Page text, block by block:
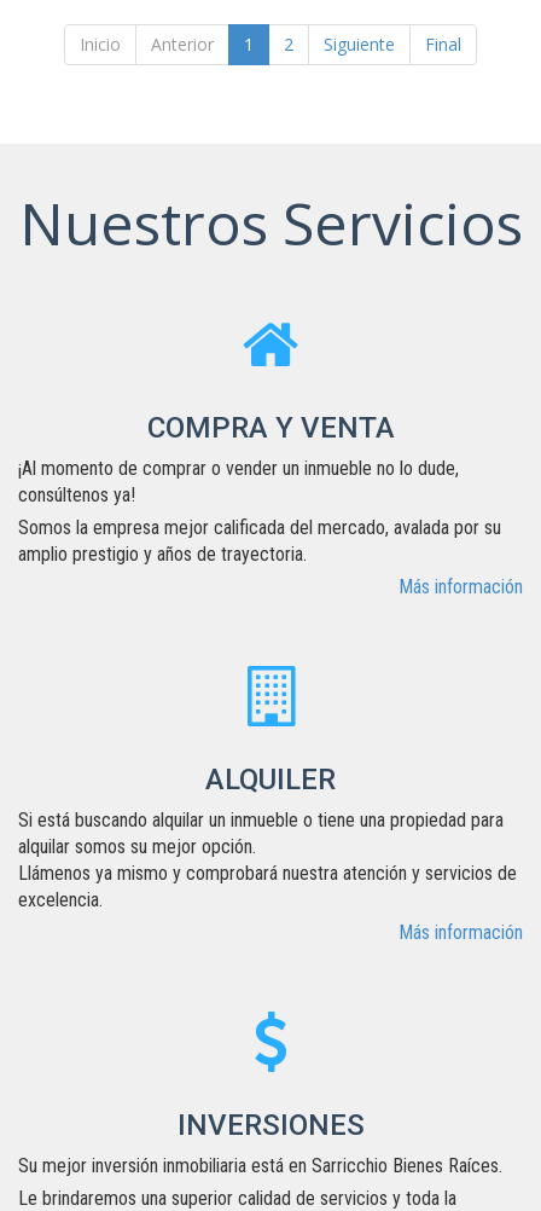
Inicio Anterior 1 2 Siguiente Final
Nuestros Servicios
COMPRA Y VENTA
¡Al momento de comprar o vender un inmueble no lo dude,
consúltenos ya!
Somos la empresa mejor calificada del mercado, avalada por su
amplio prestigio y años de trayectoria.
Más información
ALQUILER
Si está buscando alquilar un inmueble o tiene una propiedad para
alquilar somos su mejor opción.
Llámenos ya mismo y comprobará nuestra atención y servicios de
excelencia.
Más información
INVERSIONES
Su mejor inversión inmobiliaria está en Sarricchio Bienes Raíces.
Le brindaremos una superior calidad de servicios y toda la